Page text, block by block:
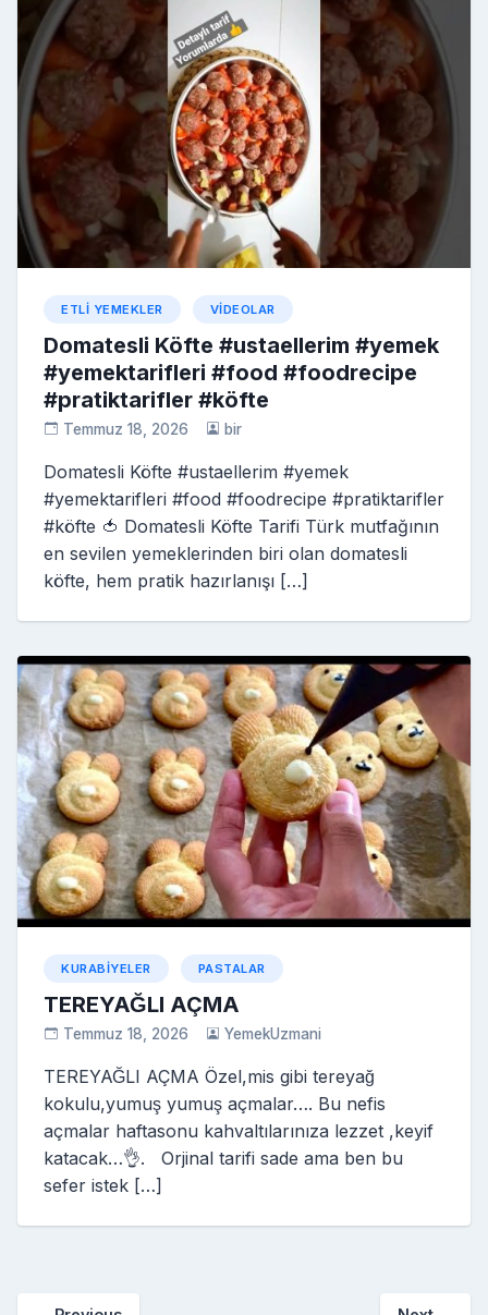
ETLI YEMEKLER VIDEOLAR
Domatesli Köfte #ustaellerim #yemek
#yemektarifleri #food #foodrecipe
#pratiktarifler #köfte
Temmuz 18, 2026 bir
Domatesli Köfte #ustaellerim #yemek
#yemektarifleri #food #foodrecipe #pratiktarifler
#köfte 🍅 Domatesli Köfte Tarifi Türk mutfağının
en sevilen yemeklerinden biri olan domatesli
köfte, hem pratik hazırlanışı […]
KURABIYELER PASTALAR
TEREYAĞLI AÇMA
Temmuz 18, 2026 YemekUzmani
TEREYAĞLI AÇMA Özel,mis gibi tereyağ
kokulu,yumuş yumuş açmalar…. Bu nefis
açmalar haftasonu kahvaltılarınıza lezzet ,keyif
katacak…👌. Orjinal tarifi sade ama ben bu
sefer istek […]